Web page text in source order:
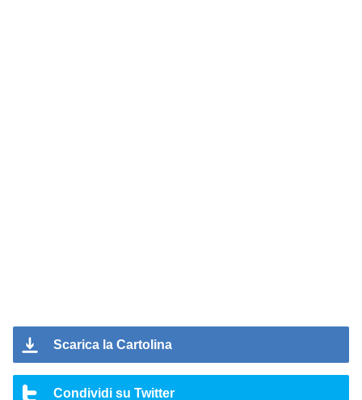
Scarica la Cartolina
Condividi su Twitter